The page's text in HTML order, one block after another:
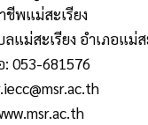
ชีพแม่สะเรียง
แม่สะเรียง อำเภอแม่
053-681576